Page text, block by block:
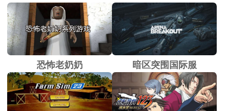
恐怖老奶奶 暗区突围国际服